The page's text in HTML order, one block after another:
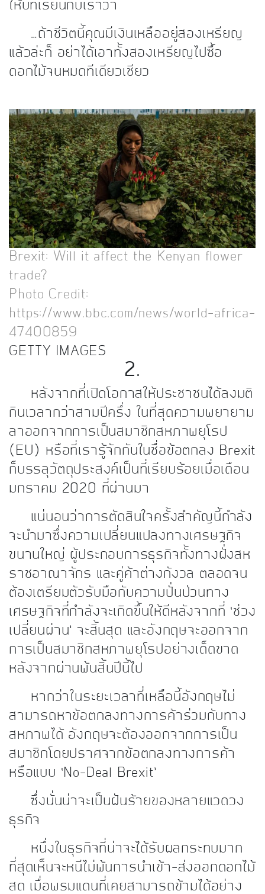
ให้บทเรียนกับเราว่า
…ถ้าชีวิตนี้คุณมีเงินเหลืออยู่สองเหรียญ
แล้วล่ะก็ อย่าได้เอาทั้งสองเหรียญไปซื้อ
ดอกไม้จนหมดทีเดียวเชียว
Brexit: Will it affect the Kenyan flower
trade?
Photo Credit:
https://www.bbc.com/news/world-africa-
47400859
GETTY IMAGES
2.
หลังจากที่เปิดโอกาสให้ประชาชนได้ลงมติ
กินเวลากว่าสามปีครึ่ง ในที่สุดความพยายาม
ลาออกจากการเป็นสมาชิกสหภาพยุโรป
( EU) หรือที่เรารู้จักกันในชื่อข้อตกลง Brexit
ก็บรรลุวัตถุประสงค์เป็นที่เรียบร้อยเมื่อเดือน
มกราคม 2020 ที่ผ่านมา
แน่นอนว่าการตัดสินใจครั้งสำคัญนี้กำลัง
จะนำมาซึ่งความเปลี่ยนแปลงทางเศรษฐกิจ
ขนานใหญ่ ผู้ประกอบการธุรกิจทั้งทางฝั่งสห
ราชอาณาจักร และคู่ค้าต่างกังวล ตลอดจน
ต้องเตรียมตัวรับมือกับความปั่นป่วนทาง
เศรษฐกิจที่กำลังจะเกิดขึ้นให้ดีหลังจากที่ ‘ช่วง
เปลี่ยนผ่าน’ จะสิ้นสุด และอังกฤษจะออกจาก
การเป็นสมาชิกสหภาพยุโรปอย่างเด็ดขาด
หลังจากผ่านพ้นสิ้นปีนี้ไป
หากว่าในระยะเวลาที่เหลือนี้อังกฤษไม่
สามารถหาข้อตกลงทางการค้าร่วมกับทาง
สหภาพได้ อังกฤษจะต้องออกจากการเป็น
สมาชิกโดยปราศจากข้อตกลงทางการค้า
หรือแบบ ‘No-Deal Brexit’
ซึ่งนั่นน่าจะเป็นฝันร้ายของหลายแวดวง
ธุรกิจ
หนึ่งในธุรกิจที่น่าจะได้รับผลกระทบมาก
ที่สุดเห็นจะหนีไม่พ้นการนำเข้า-ส่งออกดอกไม้
สด เมื่อพรมแดนที่เคยสามารถข้ามได้อย่าง